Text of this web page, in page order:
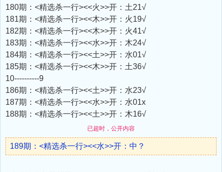
180期：<精选杀一行><<火>>开：土21√
181期：<精选杀一行><<木>>开：火19√
182期：<精选杀一行><<木>>开：火41√
183期：<精选杀一行><<水>>开：木24√
184期：<精选杀一行><<土>>开：水01√
185期：<精选杀一行><<木>>开：土36√
10----------9
186期：<精选杀一行><<土>>开：水23√
187期：<精选杀一行><<水>>开：水01x
188期：<精选杀一行><<土>>开：木16√
已超时，公开内容
189期：<精选杀一行><<水>>开：中？